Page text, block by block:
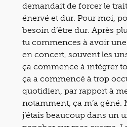
demandait de forcer le
énervé et dur. Pour moi,
besoin d’être dur. Après
tu commences à avoir
en concert, souvent les
ça commence à intégrer
ça a commencé à trop
quotidien, par rapport à
notamment, ça m’a gêné.
j’étais beaucoup dans un